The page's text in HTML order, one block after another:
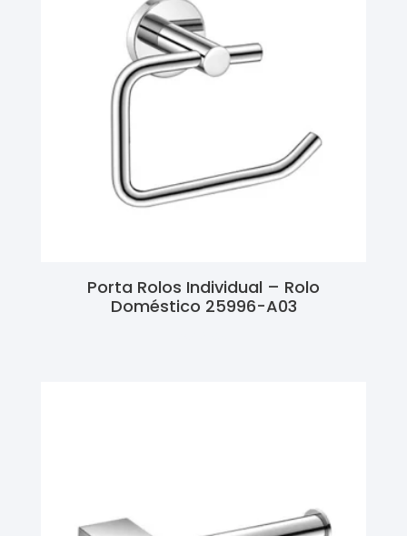
Porta Rolos Individual – Rolo
Doméstico 25996-A03